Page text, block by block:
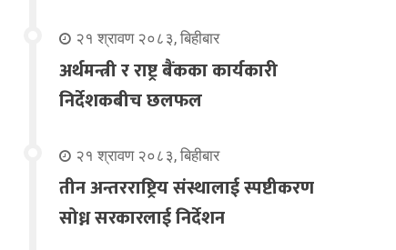
२१ श्रावण २०८३, बिहीबार
अर्थमन्त्री र राष्ट्र बैंकका कार्यकारी
निर्देशकबीच छलफल
२१ श्रावण २०८३, बिहीबार
तीन अन्तरराष्ट्रिय संस्थालाई स्पष्टीकरण
सोध्न सरकारलाई निर्देशन